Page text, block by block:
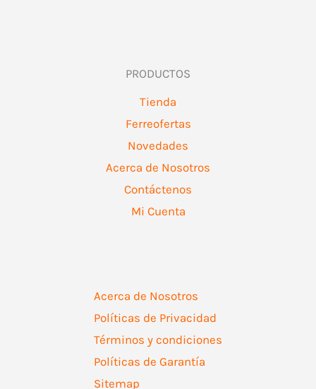
PRODUCTOS
Tienda
Ferreofertas
Novedades
Acerca de Nosotros
Contáctenos
Mi Cuenta
Acerca de Nosotros
Políticas de Privacidad
Términos y condiciones
Políticas de Garantía
Sitemap